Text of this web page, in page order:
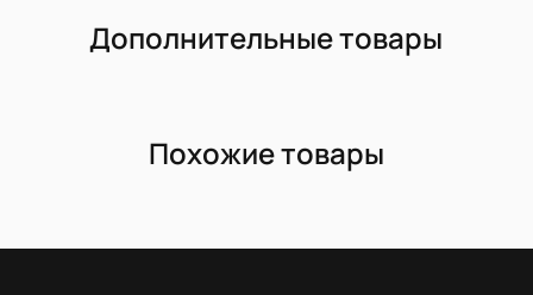
Дополнительные товары
Похожие товары